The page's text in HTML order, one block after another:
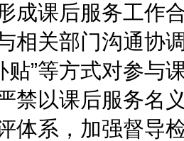
成课后服务工作
相关部门沟通协
贴”等方式对参
禁以课后服务名
体系，加强督导